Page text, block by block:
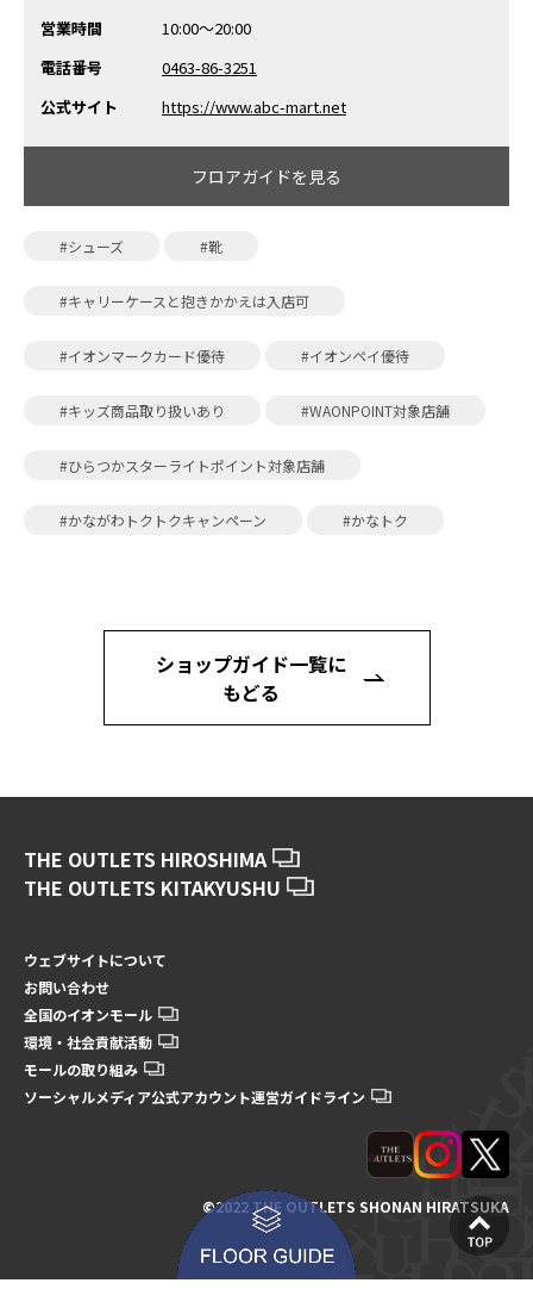
フロアガイドを見る
営業時間
10:00～20:00
電話番号
0463-86-3251
公式サイト
https://www.abc-mart.net
#シューズ #靴
#キャリーケースと抱きかかえは入店可
#イオンマークカード優待 #イオンペイ優待
#キッズ商品取り扱いあり #WAONPOINT対象店舗
#ひらつかスターライトポイント対象店舗
#かながわトクトクキャンペーン #かなトク
ショップガイド一覧に
もどる
THE OUTLETS HIROSHIMA
THE OUTLETS KITAKYUSHU
ウェブサイトについて
お問い合わせ
全国のイオンモール
環境・社会貢献活動
モールの取り組み
ソーシャルメディア公式アカウント運営ガイドライン
©2022 THE OUTLETS SHONAN HIRATSUKA